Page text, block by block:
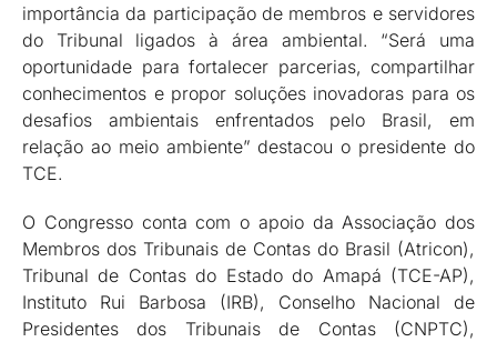
importância da participação de membros e servidores
do Tribunal ligados à área ambiental. “Será uma
oportunidade para fortalecer parcerias, compartilhar
conhecimentos e propor soluções inovadoras para os
desafios ambientais enfrentados pelo Brasil, em
relação ao meio ambiente” destacou o presidente do
TCE.
O Congresso conta com o apoio da Associação dos
Membros dos Tribunais de Contas do Brasil (Atricon),
Tribunal de Contas do Estado do Amapá (TCE-AP),
Instituto Rui Barbosa (IRB), Conselho Nacional de
Presidentes dos Tribunais de Contas (CNPTC),